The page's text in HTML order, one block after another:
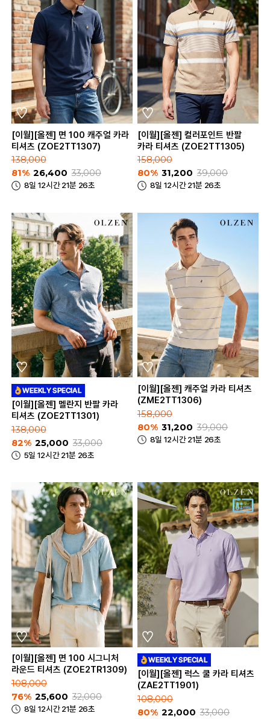
[이월][올젠] 면 100 캐주얼 카라
티셔츠 (ZOE2TT1307)
138,000
81% 26,400 33,000
8일 12시간 21분 26초
[이월][올젠] 컬러포인트 반팔
카라 티셔츠 (ZOE2TT1305)
158,000
80% 31,200 39,000
8일 12시간 21분 26초
[이월][올젠] 멜란지 반팔 카라
티셔츠 (ZOE2TT1301)
138,000
82% 25,000 33,000
5일 12시간 21분 26초
[이월][올젠] 캐주얼 카라 티셔츠
(ZME2TT1306)
158,000
80% 31,200 39,000
8일 12시간 21분 26초
[이월][올젠] 면 100 시그니처
라운드 티셔츠 (ZOE2TR1309)
108,000
76% 25,600 32,000
8일 12시간 21분 26초
[이월][올젠] 럭스 쿨 카라 티셔츠
(ZAE2TT1901)
108,000
80% 22,000 33,000